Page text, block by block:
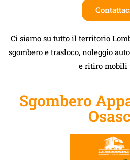
Ci siamo su tutto il territorio
sgombero e trasloco, noleggio
e ritiro mobili
Sgombero